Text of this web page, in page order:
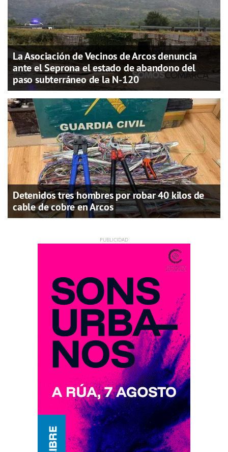
La Asociación de Vecinos de Arcos denuncia
ante el Seprona el estado de abandono del
paso subterráneo de la N-120
Detenidos tres hombres por robar 40 kilos de
cable de cobre en Arcos